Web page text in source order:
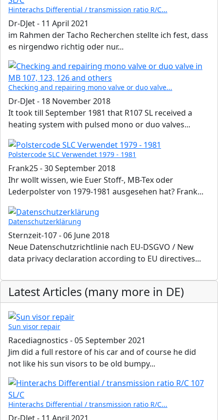
Hinterachs Differential / transmission ratio R/C...
Dr-DJet- 11 April 2021
im Rahmen der Tacho Recherchen stellte ich fest, dass
es nirgendwo richtig oder nur...
Checking and repairing mono valve or duo valve...
Dr-DJet- 18 November 2018
It took till September 1981 that R107 SL received a
heating system with pulsed mono or duo valves...
Polstercode SLC Verwendet 1979 - 1981
Frank25-30 September 2018
Ihr wollt wissen, wie Euer Stoff-, MB-Tex oder
Lederpolster von 1979-1981 ausgesehen hat? Frank...
Datenschutzerklärung
Sternzeit-107-06 June 2018
Neue Datenschutzrichtlinie nach EU-DSGVO / New
data privacy declaration according to EU directives...
Latest Articles (many more in DE)
Sun visor repair
Racediagnostics -05 September 2021
Jim did a full restore of his car and of course he did
not like his sun visors to be old bumpy...
Hinterachs Differential / transmission ratio R/C...